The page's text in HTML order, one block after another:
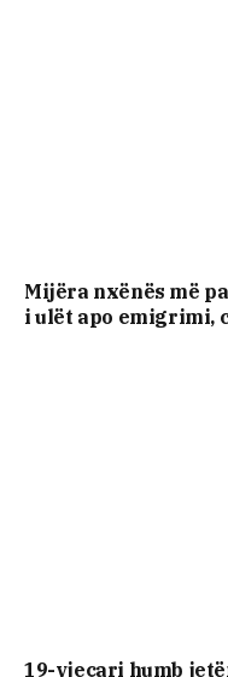
Mijëra nxënës më
i ulët apo emigrimi,
19-vjeçari humb